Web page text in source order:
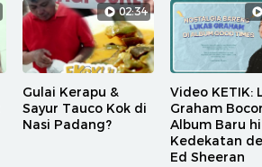
02:34
Gulai Kerapu &
Sayur Tauco Kok di
Nasi Padang?
Video KETIK:
Graham
Album Baru
Kedekatan
Ed Sheeran